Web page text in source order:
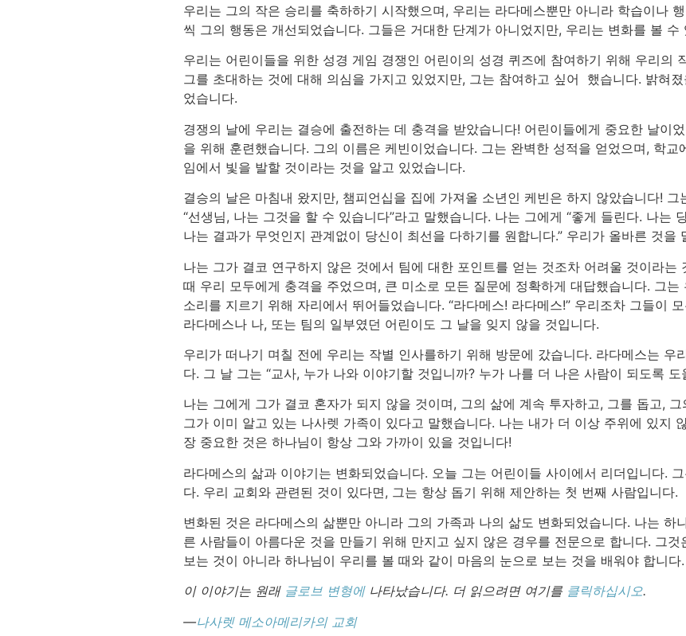
우리는 그의 작은 승리를 축하하기 시작했으며, 우리는 라다메스뿐만 아니라 학습이나
씩 그의 행동은 개선되었습니다. 그들은 거대한 단계가 아니었지만, 우리는 변화를 볼 수
우리는 어린이들을 위한 성경 게임 경쟁인 어린이의 성경 퀴즈에 참여하기 위해 우리의
그를 초대하는 것에 대해 의심을 가지고 있었지만, 그는 참여하고 싶어 했습니다. 밝혀
었습니다.
경쟁의 날에 우리는 결승에 출전하는 데 충격을 받았습니다! 어린이들에게 중요한 날이
을 위해 훈련했습니다. 그의 이름은 케빈이었습니다. 그는 완벽한 성적을 얻었으며, 학
임에서 빛을 발할 것이라는 것을 알고 있었습니다.
결승의 날은 마침내 왔지만, 챔피언십을 집에 가져올 소년인 케빈은 하지 않았습니다!
“선생님, 나는 그것을 할 수 있습니다”라고 말했습니다. 나는 그에게 “좋게 들린다. 나는
나는 결과가 무엇인지 관계없이 당신이 최선을 다하기를 원합니다.” 우리가 올바른 것
나는 그가 결코 연구하지 않은 것에서 팀에 대한 포인트를 얻는 것조차 어려울 것이라
때 우리 모두에게 충격을 주었으며, 큰 미소로 모든 질문에 정확하게 대답했습니다. 그
소리를 지르기 위해 자리에서 뛰어들었습니다. “라다메스! 라다메스!” 우리조차 그들이
라다메스나 나, 또는 팀의 일부였던 어린이도 그 날을 잊지 않을 것입니다.
우리가 떠나기 며칠 전에 우리는 작별 인사를하기 위해 방문에 갔습니다. 라다메스는
다. 그 날 그는 “교사, 누가 나와 이야기할 것입니까? 누가 나를 더 나은 사람이 되도록
나는 그에게 그가 결코 혼자가 되지 않을 것이며, 그의 삶에 계속 투자하고, 그를 돕고,
그가 이미 알고 있는 나사렛 가족이 있다고 말했습니다. 나는 내가 더 이상 주위에 있지
장 중요한 것은 하나님이 항상 그와 가까이 있을 것입니다!
라다메스의 삶과 이야기는 변화되었습니다. 오늘 그는 어린이들 사이에서 리더입니다.
다. 우리 교회와 관련된 것이 있다면, 그는 항상 돕기 위해 제안하는 첫 번째 사람입니다.
변화된 것은 라다메스의 삶뿐만 아니라 그의 가족과 나의 삶도 변화되었습니다. 나는
른 사람들이 아름다운 것을 만들기 위해 만지고 싶지 않은 경우를 전문으로 합니다. 그
보는 것이 아니라 하나님이 우리를 볼 때와 같이 마음의 눈으로 보는 것을 배워야 합니다.
이 이야기는 원래 글로브 변형에나타났습니다. 더 읽으려면 여기를 클릭하십시오.
—나사렛 메소아메리카의 교회